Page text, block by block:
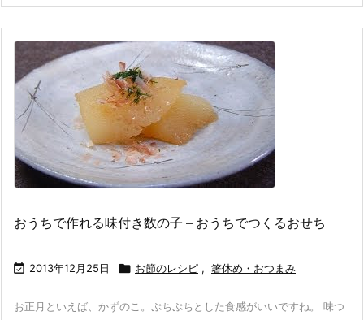
おうちで作れる味付き数の子 – おうちでつくるおせち
 2013年12月25日  お節のレシピ , 箸休め・おつまみ
お正月といえば、かずのこ。ぷちぷちとした食感がいいですね。 味つ